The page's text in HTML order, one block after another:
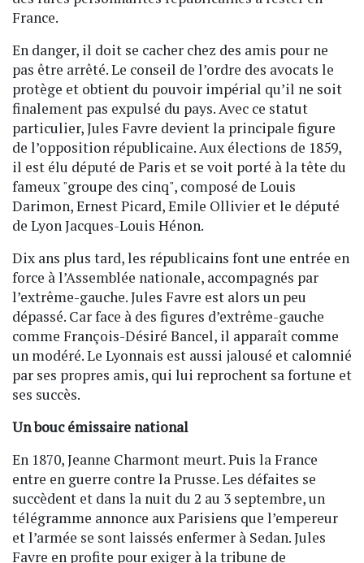
France.
En danger, il doit se cacher chez des amis pour ne
pas être arrêté. Le conseil de l’ordre des avocats le
protège et obtient du pouvoir impérial qu’il ne soit
finalement pas expulsé du pays. Avec ce statut
particulier, Jules Favre devient la principale figure
de l’opposition républicaine. Aux élections de 1859,
il est élu député de Paris et se voit porté à la tête du
fameux "groupe des cinq", composé de Louis
Darimon, Ernest Picard, Emile Ollivier et le député
de Lyon Jacques-Louis Hénon.
Dix ans plus tard, les républicains font une entrée en
force à l’Assemblée nationale, accompagnés par
l’extrême-gauche. Jules Favre est alors un peu
dépassé. Car face à des figures d’extrême-gauche
comme François-Désiré Bancel, il apparaît comme
un modéré. Le Lyonnais est aussi jalousé et calomnié
par ses propres amis, qui lui reprochent sa fortune et
ses succès.
Un bouc émissaire national
En 1870, Jeanne Charmont meurt. Puis la France
entre en guerre contre la Prusse. Les défaites se
succèdent et dans la nuit du 2 au 3 septembre, un
télégramme annonce aux Parisiens que l’empereur
et l’armée se sont laissés enfermer à Sedan. Jules
Favre en profite pour exiger à la tribune de